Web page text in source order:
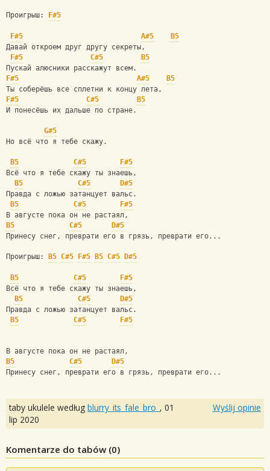
Проигрыш: F#5
F#5 A#5
B5
Давай откроем друг другу секреты,
F#5
C#5
B5
Пускай алюсники расскажут всем.
F#5
A#5
B5
Ты соберёшь все сплетни к концу лета,
F#5
C#5
B5
И понесёшь их дальше по стране.
G#5
Но всё что я тебе скажу.
B5 C#5
F#5
Всё что я тебе скажу ты знаешь,
B5
C#5
D#5
Правда с ложью затанцует вальс.
B5
C#5
F#5
В августе пока он не растаял,
B5
C#5
D#5
Принесу снег, преврати его в грязь, преврати его...
Проигрыш: B5 C#5 F#5 B5 C#5 D#5
B5 C#5
F#5
Всё что я тебе скажу ты знаешь,
B5
C#5
D#5
Правда с ложью затанцует вальс.
B5
C#5 F#5
В августе пока он не растаял,
B5
C#5
D#5
Принесу снег, преврати его в грязь, преврати его...
taby ukulele według blurry_its_fale_bro_ , 01
lip 2020
Wyślij opinie
Komentarze do tabów (0)